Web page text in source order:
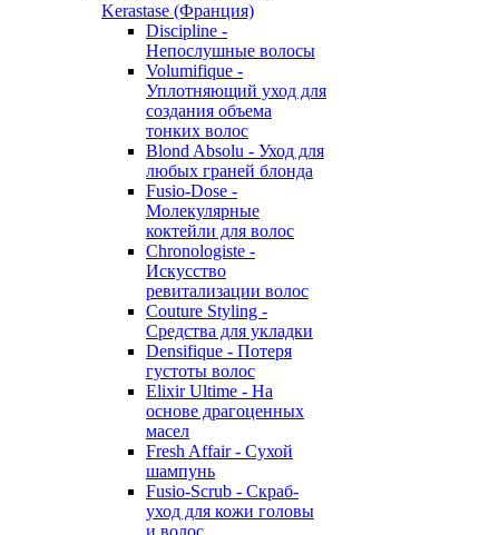
Kerastase (Франция)
Discipline -
Непослушные волосы
Volumifique -
Уплотняющий уход для
создания объема
тонких волос
Blond Absolu - Уход для
любых граней блонда
Fusio-Dose -
Молекулярные
коктейли для волос
Chronologiste -
Искусство
ревитализации волос
Couture Styling -
Средства для укладки
Densifique - Потеря
густоты волос
Elixir Ultime - На
основе драгоценных
масел
Fresh Affair - Сухой
шампунь
Fusio-Scrub - Скраб-
уход для кожи головы
и волос